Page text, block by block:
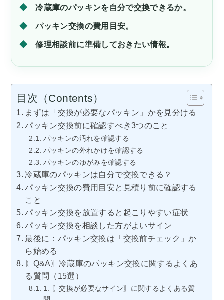
冷蔵庫のパッキンを自分で交換できるか。
パッキン交換の費用目安。
修理相談前に準備しておきたい情報。
目次（Contents）
まずは「交換が必要なパッキン」かを見分ける
パッキン交換前に確認すべき3つのこと
パッキンの汚れを確認する
パッキンの外れかけを確認する
パッキンのゆがみを確認する
冷蔵庫のパッキンは自分で交換できる？
パッキン交換の費用目安と見積り前に確認する
こと
パッキン交換を放置すると起こりやすい症状
パッキン交換を相談した方がよいサイン
最後に：パッキン交換は「交換前チェック」か
ら始める
〖Q&A〗冷蔵庫のパッキン交換に関するよくあ
る質問（15選）
1. 〖交換が必要なサイン〗に関するよくある質